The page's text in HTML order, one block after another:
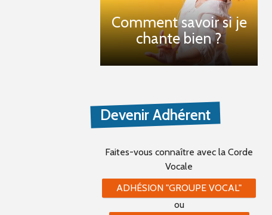
Comment savoir si je
chante bien ?
Devenir Adhérent
Faites-vous connaître avec la Corde
Vocale
ADHÉSION "GROUPE VOCAL"
ou